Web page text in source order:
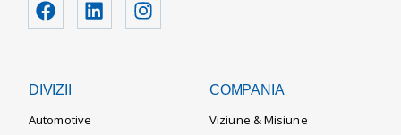
DIVIZII
Automotive
COMPANIA
Viziune & Misiune